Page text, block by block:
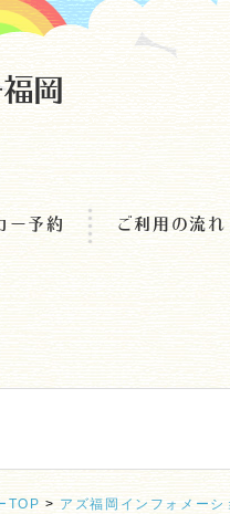
岡
ー予約 ご利用の流れ
TOP > アズ福岡インフォメーシ